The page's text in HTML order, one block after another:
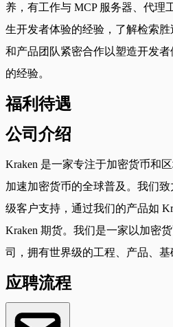
养，有工作与 MCP 服务器、代理
生开发者体验的经验，了解检索
和产品团队紧密合作以塑造开发
的经验。
福利待遇
公司介绍
Kraken 是一家专注于加密货币和
加速加密货币的全球普及。我们
级客户支持，通过我们的产品如
Kraken 期货。我们是一家以加密
司，拥有世界级的工程、产品、基
应聘流程